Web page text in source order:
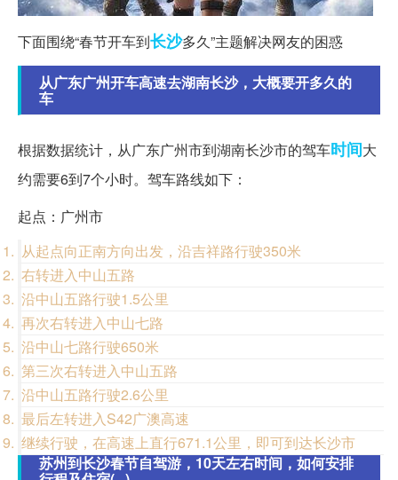
下面围绕“春节开车到长沙多久”主题解决网友的困惑
从广东广州开车高速去湖南长沙，大概要开多久的
车
根据数据统计，从广东广州市到湖南长沙市的驾车时间大
约需要6到7个小时。驾车路线如下：
起点：广州市
从起点向正南方向出发，沿吉祥路行驶350米
右转进入中山五路
沿中山五路行驶1.5公里
再次右转进入中山七路
沿中山七路行驶650米
第三次右转进入中山五路
沿中山五路行驶2.6公里
最后左转进入S42广澳高速
继续行驶，在高速上直行671.1公里，即可到达长沙市
苏州到长沙春节自驾游，10天左右时间，如何安排